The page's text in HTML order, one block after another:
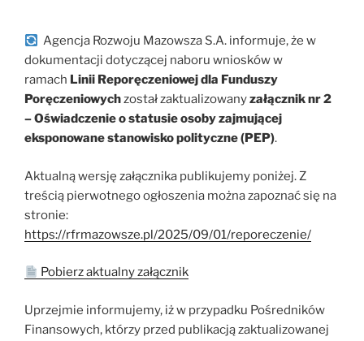
Agencja Rozwoju Mazowsza S.A. informuje, że w
dokumentacji dotyczącej naboru wniosków w
ramach Linii Reporęczeniowej dla Funduszy
Poręczeniowychzostał zaktualizowanyzałącznik nr 2
– Oświadczenie o statusie osoby zajmującej
eksponowane stanowisko polityczne (PEP).
Aktualną wersję załącznika publikujemy poniżej. Z
treścią pierwotnego ogłoszenia można zapoznać się na
stronie:
https://rfrmazowsze.pl/2025/09/01/reporeczenie/
Pobierz aktualny załącznik
Uprzejmie informujemy, iż w przypadku Pośredników
Finansowych, którzy przed publikacją zaktualizowanej